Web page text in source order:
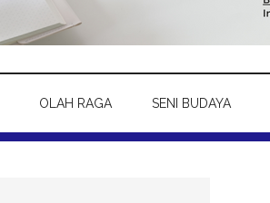
OLAH RAGA SENI BUDAYA